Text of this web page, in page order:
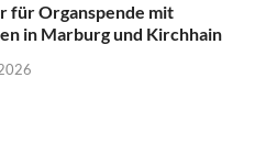
für Organspende mit
in Marburg und Kirchhain